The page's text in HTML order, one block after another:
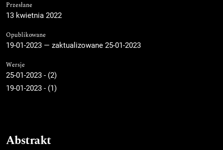
Przesłane
13 kwietnia 2022
Opublikowane
19-01-2023 — zaktualizowane 25-01-2023
Wersje
25-01-2023 - (2)
19-01-2023 - (1)
Abstrakt